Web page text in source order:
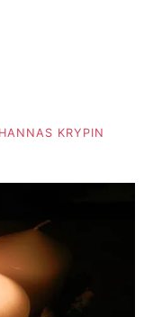
HANNAS KRYPIN